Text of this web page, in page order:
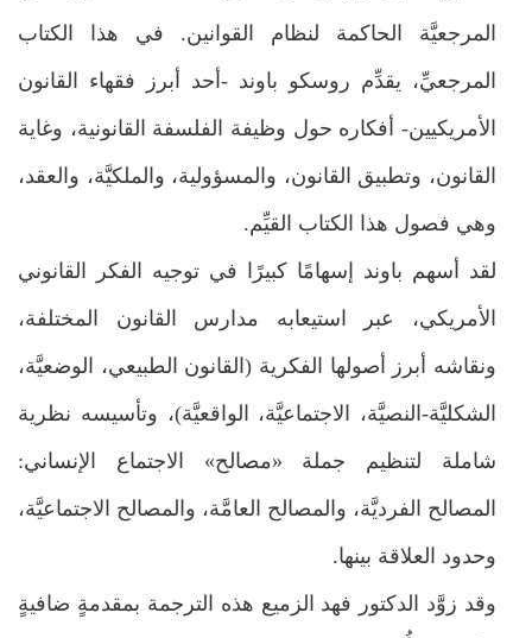
المرجعيَّة الحاكمة لنظام القوانين. في هذا الكتاب
المرجعيِّ، يقدِّم روسكو باوند -أحد أبرز فقهاء القانون
الأمريكيين- أفكاره حول وظيفة الفلسفة القانونية، وغاية
القانون، وتطبيق القانون، والمسؤولية، والملكيَّة، والعقد،
وهي فصول هذا الكتاب القيِّم.
لقد أسهم باوند إسهامًا كبيرًا في توجيه الفكر القانوني
الأمريكي، عبر استيعابه مدارس القانون المختلفة،
ونقاشه أبرز أصولها الفكرية (القانون الطبيعي، الوضعيَّة،
الشكليَّة-النصيَّة، الاجتماعيَّة، الواقعيَّة)، وتأسيسه نظرية
شاملة لتنظيم جملة «مصالح» الاجتماع الإنساني:
المصالح الفرديَّة، والمصالح العامَّة، والمصالح الاجتماعيَّة،
وحدود العلاقة بينها.
وقد زوَّد الدكتور فهد الزميع هذه الترجمة بمقدمةٍ ضافيةٍ